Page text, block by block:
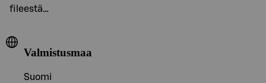
fileestä…
Valmistusmaa
Suomi